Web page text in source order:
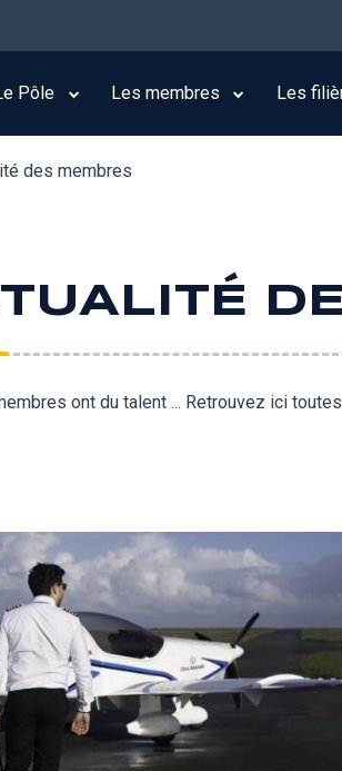
Pôle Les membres Les
des membres
ont du talent ... Retrouvez ici